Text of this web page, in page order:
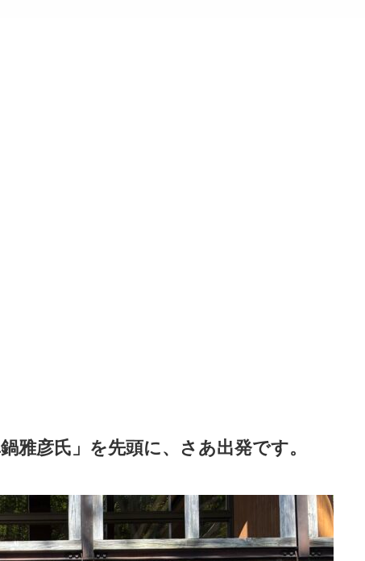
彦氏」を先頭に、さあ出発です。